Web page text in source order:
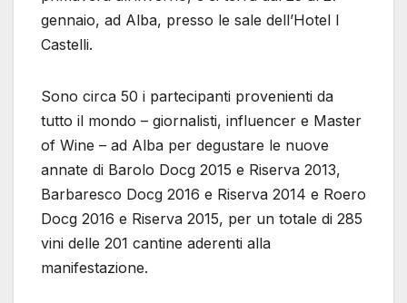
gennaio, ad Alba, presso le sale dell’Hotel I
Castelli.
Sono circa 50 i partecipanti provenienti da
tutto il mondo – giornalisti, influencer e Master
of Wine – ad Alba per degustare le nuove
annate di Barolo Docg 2015 e Riserva 2013,
Barbaresco Docg 2016 e Riserva 2014 e Roero
Docg 2016 e Riserva 2015, per un totale di 285
vini delle 201 cantine aderenti alla
manifestazione.